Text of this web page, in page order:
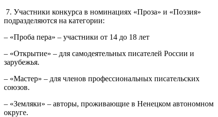
7. Участники конкурса в номинациях «Проза» и «Поэзия»
подразделяются на категории:
– «Проба пера» – участники от 14 до 18 лет
– «Открытие» – для самодеятельных писателей России и
зарубежья.
– «Мастер» – для членов профессиональных писательских
союзов.
– «Земляки» – авторы, проживающие в Ненецком автономном
округе.